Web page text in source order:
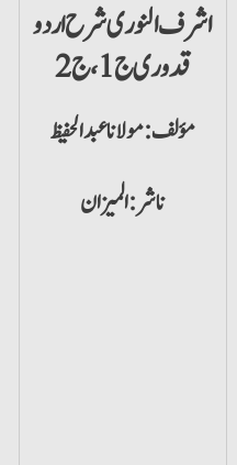
اشرف النوری شرح اردو
قدوری ج1، ج 2
مؤلف: مولانا عبدالحفیظ
ناشر: المیزان